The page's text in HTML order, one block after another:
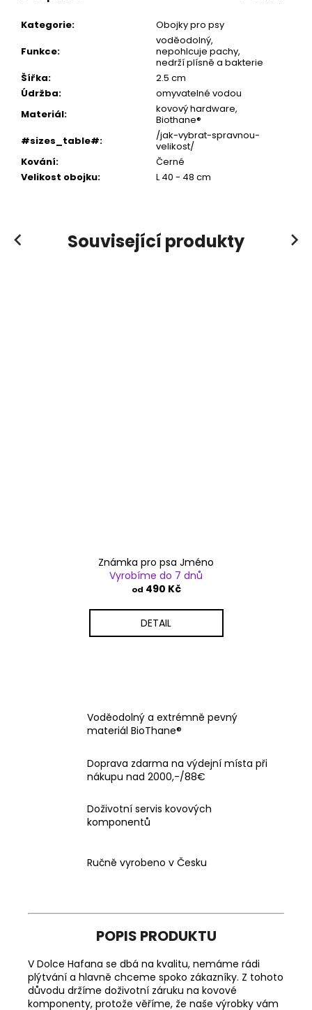
Kategorie:
Obojky pro psy
Funkce:
voděodolný,
nepohlcuje pachy,
nedrží plísně a bakterie
Šířka:
2.5 cm
Údržba:
omyvatelné vodou
Materiál:
kovový hardware,
Biothane®
#sizes_table#:
/jak-vybrat-spravnou-
velikost/
Kování:
Černé
Velikost obojku: L 40 - 48 cm
Související produkty
Previous
Známka pro psa Jméno
Vyrobíme do 7 dnů
od 490 Kč
DETAIL
Next
Voděodolný a extrémně pevný
materiál BioThane®
Doprava zdarma na výdejní místa při
nákupu nad 2000,-/88€
Doživotní servis kovových
komponentů
Ručně vyrobeno v Česku
POPIS PRODUKTU
V Dolce Hafana se dbá na kvalitu, nemáme rádi
plýtvání a hlavně chceme spoko zákazníky. Z tohoto
důvodu držíme doživotní záruku na kovové
komponenty, protože věříme, že naše výrobky vám